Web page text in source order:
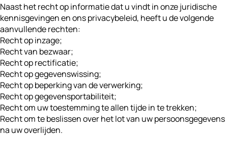
Naast het recht op informatie dat u vindt in onze juridische
kennisgevingen en ons privacybeleid, heeft u de volgende
aanvullende rechten:
Recht op inzage;
Recht van bezwaar;
Recht op rectificatie;
Recht op gegevenswissing;
Recht op beperking van de verwerking;
Recht op gegevensportabiliteit;
Recht om uw toestemming te allen tijde in te trekken;
Recht om te beslissen over het lot van uw persoonsgegevens
na uw overlijden.